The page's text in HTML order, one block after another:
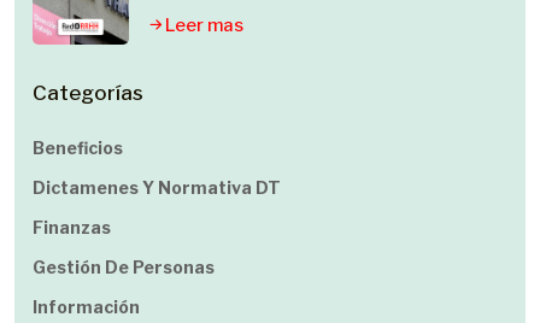
Leer mas
Categorías
Beneficios
Dictamenes Y Normativa DT
Finanzas
Gestión De Personas
Información